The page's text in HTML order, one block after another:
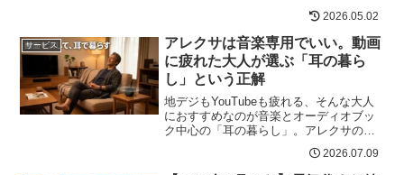
選とポイント還元の攻略法を解説しま
す。
2026.05.02
サービス
アレクサは音楽専用でいい。動画
に疲れた大人が選ぶ「耳の暮ら
し」という正解
地デジもYouTubeも疲れる、そんな大人
におすすめなのが音楽とオーディオブッ
ク中心の「耳の暮らし」。アレクサの音
を、出張の多い現場目線でリアルに解説
2026.07.09